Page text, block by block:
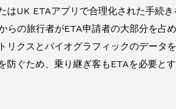
はUK ETAアプリで合理化された手続
らの旅行者がETA申請者の大部分を占
リクスとバイオグラフィックのデータ
防ぐため、乗り継ぎ客もETAを必要とす